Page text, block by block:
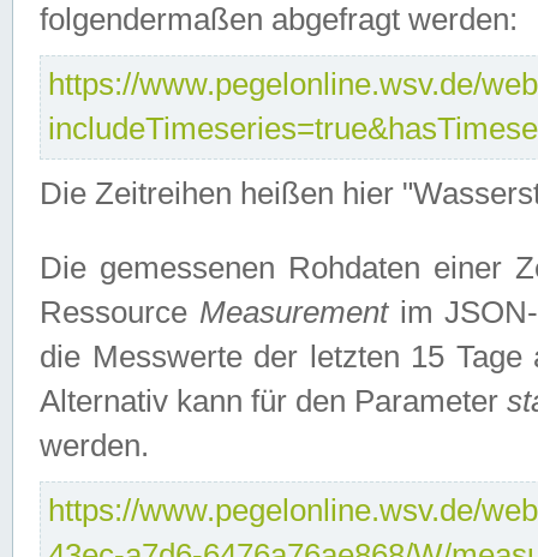
folgendermaßen abgefragt werden:
https://www.pegelonline.wsv.de/
Die Zeitreihen heißen hier
Die gemessenen Rohdaten einer
Ressource Measurementim JSON-
die Messwerte der letzten 15
Alternativ kann für den Parameter
werden.
https://www.pegelonline.wsv.de/